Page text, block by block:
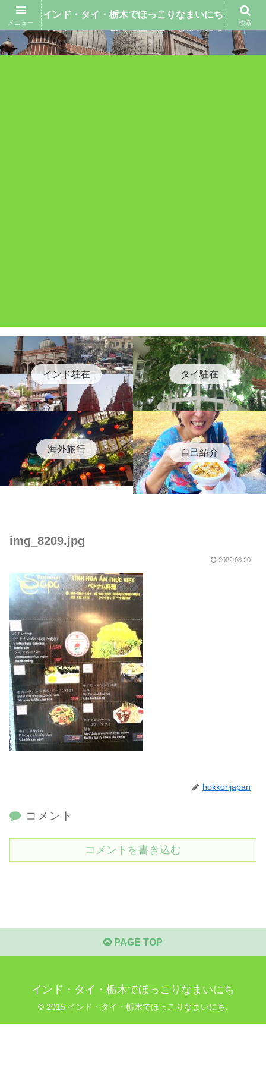
インド駐在 タイ駐在
海外旅行 自己紹介
img_8209.jpg
2022.08.20
hokkorijapan
コメント
コメントを書き込む
PAGE TOP
インド・タイ・栃木でほっこりなまいにち
© 2015 インド・タイ・栃木でほっこりなまいにち.
メニュー
インド・タイ・栃木でほっこりなまいにち
検索